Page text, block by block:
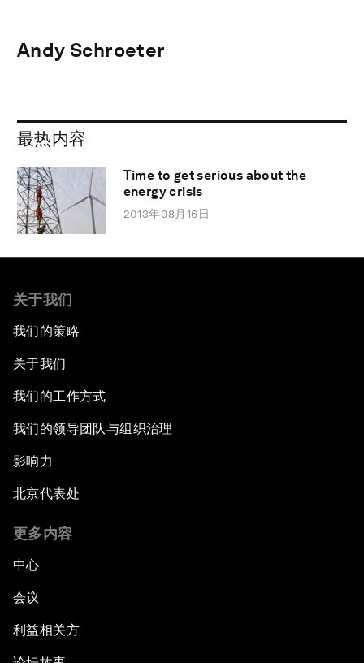
Andy Schroeter
最热内容
Time to get serious about the
energy crisis
2013年08月16日
关于我们
我们的策略
关于我们
我们的工作方式
我们的领导团队与组织治理
影响力
北京代表处
更多内容
中心
会议
利益相关方